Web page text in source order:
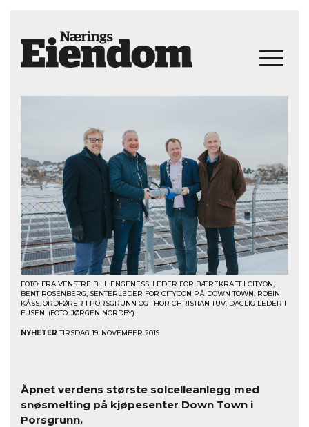
FOTO: FRA VENSTRE BILL ENGENESS, LEDER FOR BÆREKRAFT I CITYON,
BENT ROSENBERG, SENTERLEDER FOR CITYCON PÅ DOWN TOWN, ROBIN
KÅSS, ORDFØRER I PORSGRUNN OG THOR CHRISTIAN TUV, DAGLIG LEDER I
FUSEN. (FOTO: JØRGEN NORDBY).
NYHETER TIRSDAG 19. NOVEMBER 2019
Åpnet verdens største solcelleanlegg med
snøsmelting på kjøpesenter Down Town i
Porsgrunn.